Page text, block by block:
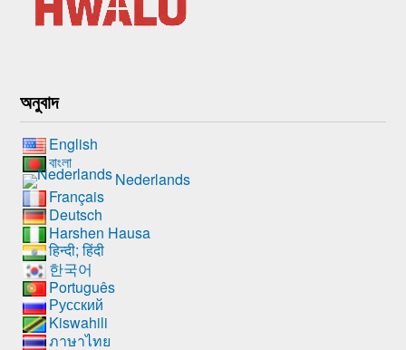
অনুবাদ
English
বাংলা
Nederlands
Français
Deutsch
Harshen Hausa
हिन्दी; हिंदी
한국어
Português
Русский
Kiswahili
ภาษาไทย